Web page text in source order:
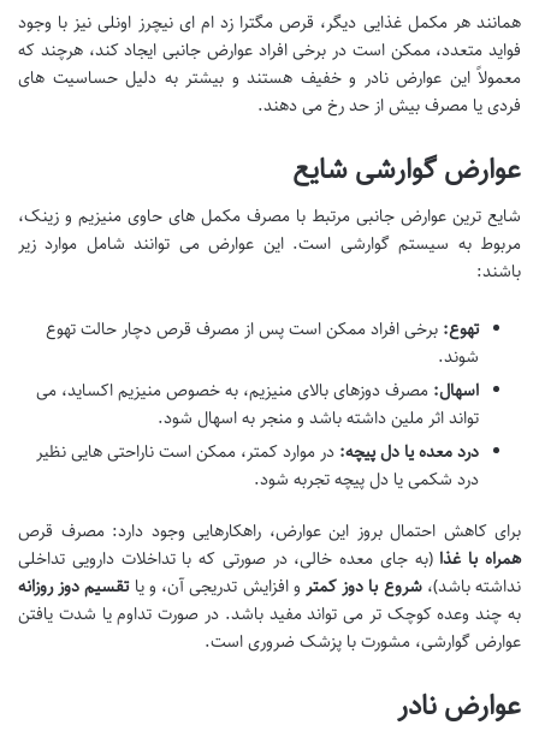
همانند هر مکمل غذایی دیگر، قرص مگترا زد ام ای نیچرز اونلی نیز با وجود
فواید متعدد، ممکن است در برخی افراد عوارض جانبی ایجاد کند، هرچند که
معمولاً این عوارض نادر و خفیف هستند و بیشتر به دلیل حساسیت های
فردی یا مصرف بیش از حد رخ می دهند.
عوارض گوارشی شایع
شایع ترین عوارض جانبی مرتبط با مصرف مکمل های حاوی منیزیم و زینک،
مربوط به سیستم گوارشی است. این عوارض می توانند شامل موارد زیر
باشند:
تهوع: برخی افراد ممکن است پس از مصرف قرص دچار حالت تهوع
شوند.
اسهال: مصرف دوزهای بالای منیزیم، به خصوص منیزیم اکساید، می
تواند اثر ملین داشته باشد و منجر به اسهال شود.
درد معده یا دل پیچه: در موارد کمتر، ممکن است ناراحتی هایی نظیر
درد شکمی یا دل پیچه تجربه شود.
برای کاهش احتمال بروز این عوارض، راهکارهایی وجود دارد: مصرف قرص
همراه با غذا (به جای معده خالی، در صورتی که با تداخلات دارویی تداخلی
نداشته باشد)،شروع با دوز کمتر و افزایش تدریجی آن، و یاتقسیم دوز روزانه
به چند وعده کوچک تر می تواند مفید باشد. در صورت تداوم یا شدت یافتن
عوارض گوارشی، مشورت با پزشک ضروری است.
عوارض نادر